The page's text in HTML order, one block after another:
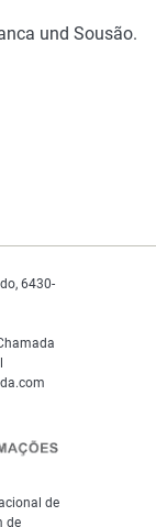
und Sousão.
6430-
de
de